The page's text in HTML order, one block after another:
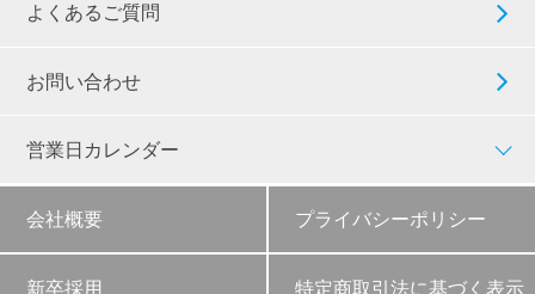
よくあるご質問
お問い合わせ
営業日カレンダー
会社概要 プライバシーポリシー
新卒採用 特定商取引法に基づく表示